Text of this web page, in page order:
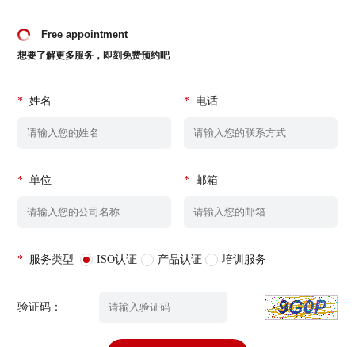
Free appointment
想要了解更多服务，即刻免费预约吧
* 姓名 * 电话
* 单位 * 邮箱
* 服务类型 ISO认证 产品认证 培训服务
验证码：